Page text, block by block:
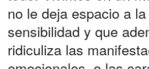
no le deja espacio a la
sensibilidad y que
ridiculiza las